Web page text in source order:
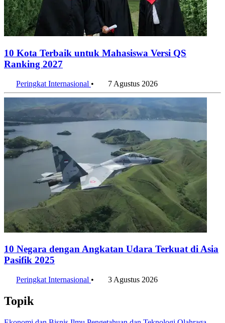
10 Kota Terbaik untuk Mahasiswa Versi QS
Ranking 2027
Peringkat Internasional • 7 Agustus 2026
10 Negara dengan Angkatan Udara Terkuat di Asia
Pasifik 2025
Peringkat Internasional • 3 Agustus 2026
Topik